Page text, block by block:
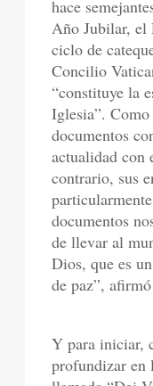
hace
Año Jubilar, el
ciclo de
Concilio
“constituye la
Iglesia”.
documentos
actualidad con
contrario, sus
documentos
de llevar al
Dios, que es
de paz”,
Y para iniciar,
profundizar en